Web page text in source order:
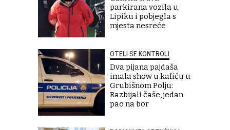
parkirana vozila u
Lipiku i pobjegla s
mjesta nesreće
OTELI SE KONTROLI
Dva pijana pajdaša
imala show u kafiću u
Grubišnom Polju:
Razbijali čaše, jedan
pao na bor